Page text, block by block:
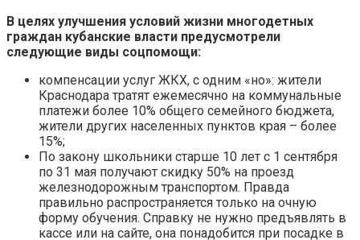
В целях улучшения условий жизни многодетных
граждан кубанские власти предусмотрели
следующие виды соцпомощи:
компенсации услуг ЖКХ, с одним «но»: жители
Краснодара тратят ежемесячно на коммунальные
платежи более 10% общего семейного бюджета,
жители других населенных пунктов края – более
15%;
По закону школьники старше 10 лет с 1 сентября
по 31 мая получают скидку 50% на проезд
железнодорожным транспортом. Правда
правильно распространяется только на очную
форму обучения. Справку не нужно предъявлять в
кассе или на сайте, она понадобится при посадке в